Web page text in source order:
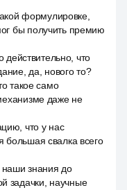
формулировке,
бы получить премию
действительно, что
да, нового то?
такое само
даже не
что у нас
большая свалка всего
знания до
задачки, научные